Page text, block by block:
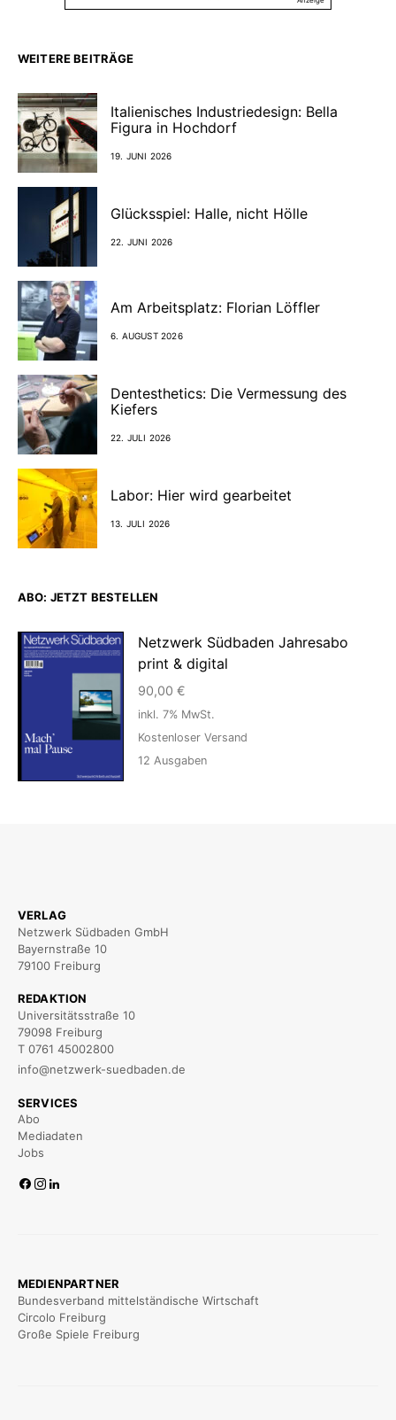
WEITERE BEITRÄGE
Italienisches Industriedesign: Bella
Figura in Hochdorf
19. JUNI 2026
Glücksspiel: Halle, nicht Hölle
22. JUNI 2026
Am Arbeitsplatz: Florian Löffler
6. AUGUST 2026
Dentesthetics: Die Vermessung des
Kiefers
22. JULI 2026
Labor: Hier wird gearbeitet
13. JULI 2026
ABO: JETZT BESTELLEN
Netzwerk Südbaden Jahresabo
print & digital
90,00 €
inkl. 7% MwSt.
Kostenloser Versand
12 Ausgaben
VERLAG
Netzwerk Südbaden GmbH
Bayernstraße 10
79100 Freiburg
REDAKTION
Universitätsstraße 10
79098 Freiburg
T 0761 45002800
info@netzwerk-suedbaden.de
SERVICES
Abo
Mediadaten
Jobs
MEDIENPARTNER
Bundesverband mittelständische Wirtschaft
Circolo Freiburg
Große Spiele Freiburg